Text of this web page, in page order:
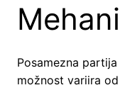
Posamezna
možnost variira